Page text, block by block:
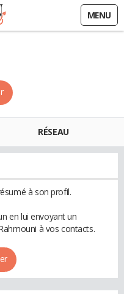
MENU
RÉSEAU
à son profil.
en lui envoyant un
à vos contacts.